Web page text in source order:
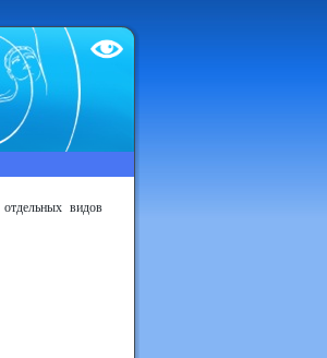
Test
видов